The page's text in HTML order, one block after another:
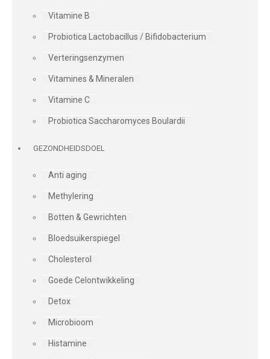
Vitamine B
Probiotica Lactobacillus / Bifidobacterium
Verteringsenzymen
Vitamines & Mineralen
Vitamine C
Probiotica Saccharomyces Boulardii
GEZONDHEIDSDOEL
Anti aging
Methylering
Botten & Gewrichten
Bloedsuikerspiegel
Cholesterol
Goede Celontwikkeling
Detox
Microbioom
Histamine